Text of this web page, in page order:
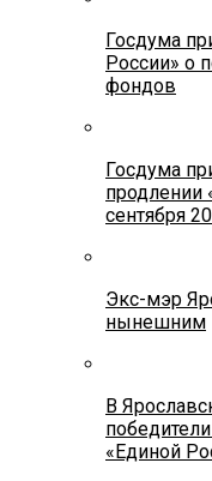
Госдума
России» о
фондов
Госдума
продлении
сентября
Экс-мэр
нынешним
В
«Единой